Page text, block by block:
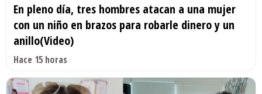
En pleno día, tres hombres atacan a una mujer
con un niño en brazos para robarle dinero y un
anillo(Video)
Hace 15 horas